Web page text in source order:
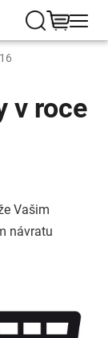
Hledat
v roce
Vašim
návratu